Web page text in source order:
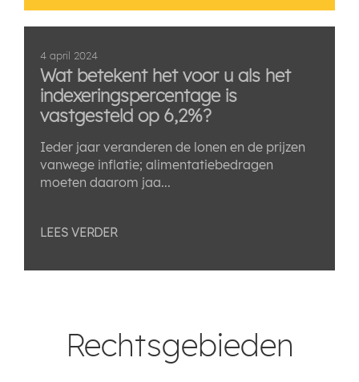
4 april 2024
Wat betekent het voor u als het
indexeringspercentage is
vastgesteld op 6,2%?
Ieder jaar veranderen de lonen en de prijzen
vanwege inflatie; alimentatiebedragen
moeten daarom jaa...
LEES VERDER
Rechtsgebieden